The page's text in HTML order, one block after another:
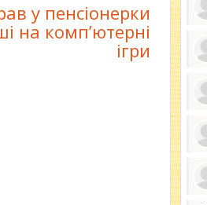
у пенсіонерки
на комп’ютерні
ігри